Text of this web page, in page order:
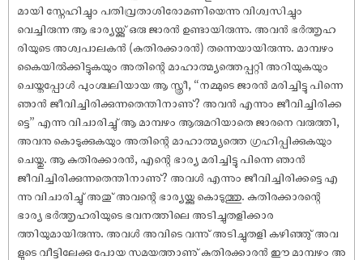
മായി സ്നേഹിച്ചും പതിവ്രതാശിരോമണിയെന്നു വിശ്വസിച്ചും
വെച്ചിരുന്ന ആ ഭാര്യയ്ക്കു് ഒരു ജാരൻ ഉണ്ടായിരുന്നു. അവൻ ഭർത്തൃഹ
രിയുടെ അശ്വപാലകൻ (കുതിരക്കാരൻ) തന്നെയായിരുന്നു. മാമ്പഴം
കൈയിൽക്കിട്ടുകയും അതിന്റെ മാഹാത്മ്യത്തെപ്പറ്റി അറിയുകയും
ചെയ്തപ്പോൾ പുംശ്ചലിയായ ആ സ്ത്രീ, “നമ്മുടെ ജാരൻ മരിച്ചിട്ടു പിന്നെ
ഞാൻ ജീവിച്ചിരിക്കുന്നതെന്തിനാണു്? അവൻ എന്നും ജീവിച്ചിരിക്ക
ട്ടെ” എന്നു വിചാരിച്ചു് ആ മാമ്പഴം ആരുമറിയാതെ ജാരനെ വരുത്തി,
അവനു കൊടുക്കുകയും അതിന്റെ മാഹാത്മ്യത്തെ ഗ്രഹിപ്പിക്കുകയും
ചെയ്തു. ആ കുതിരക്കാരൻ, എന്റെ ഭാര്യ മരിച്ചിട്ടു പിന്നെ ഞാൻ
ജീവിച്ചിരിക്കുന്നതെന്തിനാണു്? അവൾ എന്നും ജീവിച്ചിരിക്കട്ടെ എ
ന്നു വിചാരിച്ചു് അതു് അവന്റെ ഭാര്യയ്ക്കു കൊടുത്തു. കുതിരക്കാരന്റെ
ഭാര്യ ഭർത്തൃഹരിയുടെ ഭവനത്തിലെ അടിച്ചുതളിക്കാര
ത്തിയുമായിരുന്നു. അവൾ അവിടെ വന്നു് അടിച്ചുതളി കഴിഞ്ഞു് അവ
ളുടെ വീട്ടിലേക്കു പോയ സമയത്താണു് കുതിരക്കാരൻ ഈ മാമ്പഴം അ